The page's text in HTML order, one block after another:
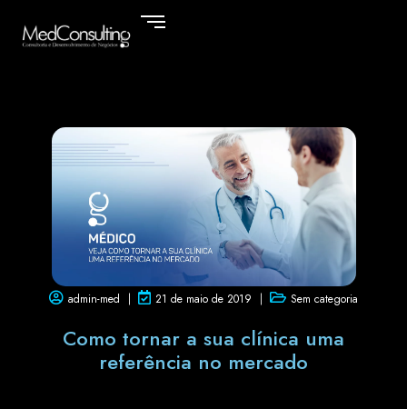
admin-med 21 de maio de 2019 Sem categoria
Como tornar a sua clínica uma
referência no mercado